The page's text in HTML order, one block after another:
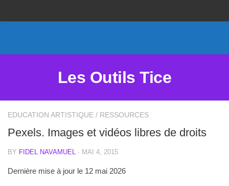
Les Outils Tice
EDUCATION ARTISTIQUE / RESSOURCES
Pexels. Images et vidéos libres de droits
BY FIDEL NAVAMUEL · MAI 4, 2015
Dernière mise à jour le 12 mai 2026